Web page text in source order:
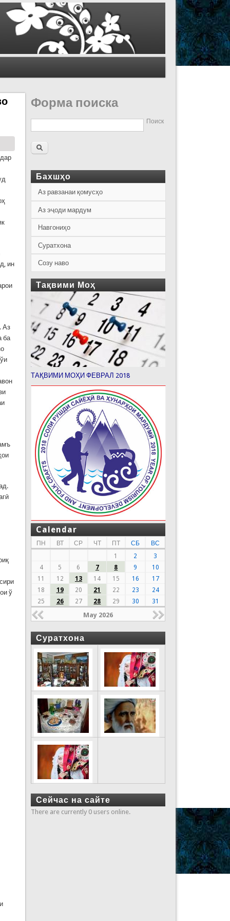
ин
Аз
ба
ў
Форма поиска
Поиск
Бахшҳо
Аз равзанаи қомусҳо
Аз эҷоди мардум
Навгониҳо
Суратхона
Созу наво
Тақвими Моҳ
ТАҚВИМИ МОҲИ ФЕВРАЛ 2018
Calendar
ПН ВТ СР ЧТ ПТ СБ
ВС
1
2
3
4
5 6 7 8 9
10
11
12 13 14 15 16
17
18
19 20 21 22 23
24
25
26 27 28 29 30 31
May 2026
Суратхона
Сейчас на сайте
There are currently 0 users online.